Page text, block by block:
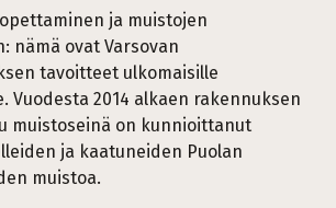
ja muistojen
nämä ovat Varsovan
tavoitteet ulkomaisille
Vuodesta 2014 alkaen rakennuksen
muistoseinä on kunnioittanut
ja kaatuneiden Puolan
muistoa.